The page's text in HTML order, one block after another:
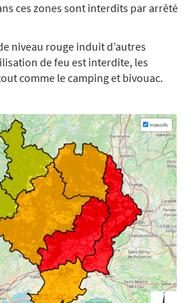
ces zones sont interdits par arrêté
niveau rouge induit d’autres
de feu est interdite, les
comme le camping et bivouac.